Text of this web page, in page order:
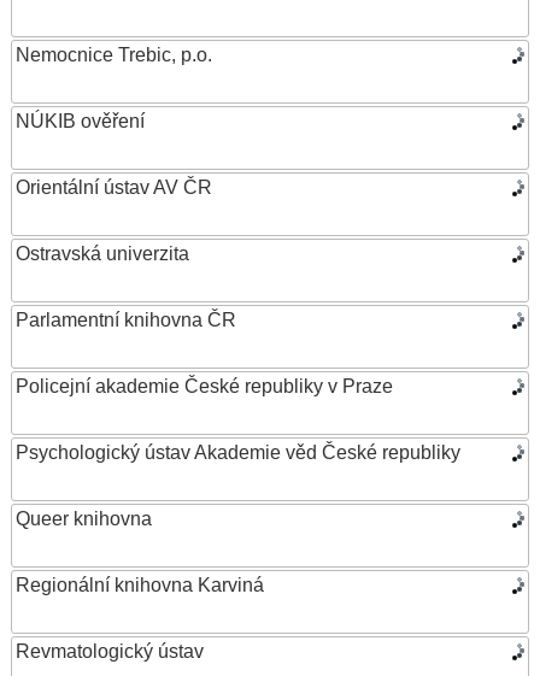
Nemocnice Trebic, p.o.
NÚKIB ověření
Orientální ústav AV ČR
Ostravská univerzita
Parlamentní knihovna ČR
Policejní akademie České republiky v Praze
Psychologický ústav Akademie věd České republiky
Queer knihovna
Regionální knihovna Karviná
Revmatologický ústav